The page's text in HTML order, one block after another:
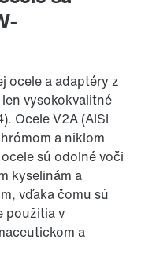
ocele a adaptéry z
vysokokvalitné
Ocele V2A (AISI
a niklom
sú odolné voči
kyselinám a
vďaka čomu sú
použitia v
a